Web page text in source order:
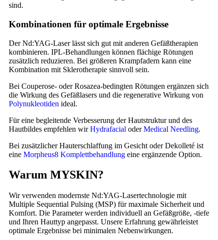
sind.
Kombinationen für optimale Ergebnisse
Der Nd:YAG-Laser lässt sich gut mit anderen Gefäßtherapien
kombinieren. IPL-Behandlungen können flächige Rötungen
zusätzlich reduzieren. Bei größeren Krampfadern kann eine
Kombination mit Sklerotherapie sinnvoll sein.
Bei Couperose- oder Rosazea-bedingten Rötungen ergänzen sich
die Wirkung des Gefäßlasers und die regenerative Wirkung von
Polynukleotiden ideal.
Für eine begleitende Verbesserung der Hautstruktur und des
Hautbildes empfehlen wirHydrafacial oderMedical Needling.
Bei zusätzlicher Hauterschlaffung im Gesicht oder Dekolleté ist
eine Morpheus8 Komplettbehandlung eine ergänzende Option.
Warum MYSKIN?
Wir verwenden modernste Nd:YAG-Lasertechnologie mit
Multiple Sequential Pulsing (MSP) für maximale Sicherheit und
Komfort. Die Parameter werden individuell an Gefäßgröße, -tiefe
und Ihren Hauttyp angepasst. Unsere Erfahrung gewährleistet
optimale Ergebnisse bei minimalen Nebenwirkungen.